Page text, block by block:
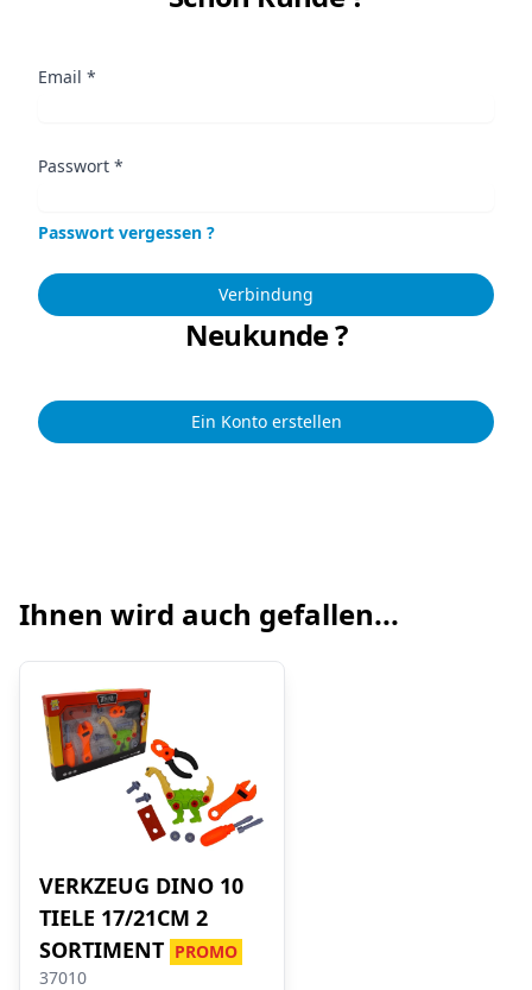
Email *
Passwort *
Passwort vergessen ?
Verbindung
Neukunde ?
Ein Konto erstellen
Ihnen wird auch gefallen...
VERKZEUG DINO 10
TIELE 17/21CM 2
SORTIMENT PROMO
37010